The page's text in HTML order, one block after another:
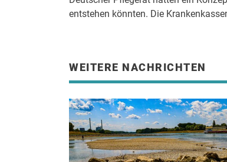
entstehen könnten. Die
WEITERE NACHRICHTEN